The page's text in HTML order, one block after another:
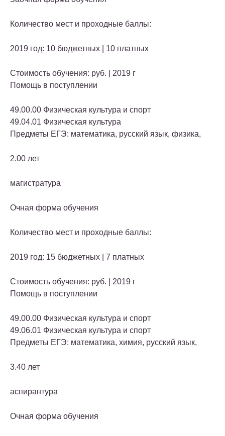
Количество мест и проходные баллы:
2019 год: 10 бюджетных | 10 платных
Стоимость обучения: руб. | 2019 г
Помощь в поступлении
49.00.00 Физическая культура и спорт
49.04.01 Физическая культура
Предметы ЕГЭ: математика, русский язык, физика,
2.00 лет
магистратура
Очная форма обучения
Количество мест и проходные баллы:
2019 год: 15 бюджетных | 7 платных
Стоимость обучения: руб. | 2019 г
Помощь в поступлении
49.00.00 Физическая культура и спорт
49.06.01 Физическая культура и спорт
Предметы ЕГЭ: математика, химия, русский язык,
3.40 лет
аспирантура
Очная форма обучения